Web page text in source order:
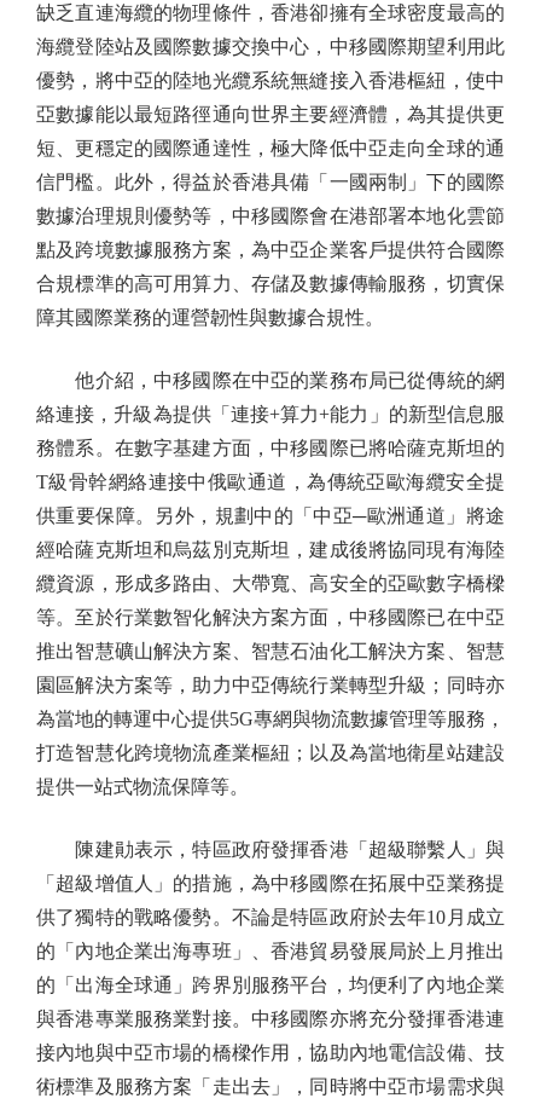
缺乏直連海纜的物理條件，香港卻擁有全球密度最高的
海纜登陸站及國際數據交換中心，中移國際期望利用此
優勢，將中亞的陸地光纜系統無縫接入香港樞紐，使中
亞數據能以最短路徑通向世界主要經濟體，為其提供更
短、更穩定的國際通達性，極大降低中亞走向全球的通
信門檻。此外，得益於香港具備「一國兩制」下的國際
數據治理規則優勢等，中移國際會在港部署本地化雲節
點及跨境數據服務方案，為中亞企業客戶提供符合國際
合規標準的高可用算力、存儲及數據傳輸服務，切實保
障其國際業務的運營韌性與數據合規性。
他介紹，中移國際在中亞的業務布局已從傳統的網
絡連接，升級為提供「連接+算力+能力」的新型信息服
務體系。在數字基建方面，中移國際已將哈薩克斯坦的
T級骨幹網絡連接中俄歐通道，為傳統亞歐海纜安全提
供重要保障。另外，規劃中的「中亞─歐洲通道」將途
經哈薩克斯坦和烏茲別克斯坦，建成後將協同現有海陸
纜資源，形成多路由、大帶寬、高安全的亞歐數字橋樑
等。至於行業數智化解決方案方面，中移國際已在中亞
推出智慧礦山解決方案、智慧石油化工解決方案、智慧
園區解決方案等，助力中亞傳統行業轉型升級；同時亦
為當地的轉運中心提供5G專網與物流數據管理等服務，
打造智慧化跨境物流產業樞紐；以及為當地衛星站建設
提供一站式物流保障等。
陳建勛表示，特區政府發揮香港「超級聯繫人」與
「超級增值人」的措施，為中移國際在拓展中亞業務提
供了獨特的戰略優勢。不論是特區政府於去年10月成立
的「內地企業出海專班」、香港貿易發展局於上月推出
的「出海全球通」跨界別服務平台，均便利了內地企業
與香港專業服務業對接。中移國際亦將充分發揮香港連
接內地與中亞市場的橋樑作用，協助內地電信設備、技
術標準及服務方案「走出去」，同時將中亞市場需求與